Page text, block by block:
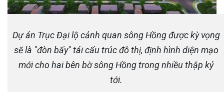
Dự án Trục Đại lộ cảnh quan sông Hồng được kỳ vọng
sẽ là "đòn bẩy" tái cấu trúc đô thị, định hình diện mạo
mới cho hai bên bờ sông Hồng trong nhiều thập kỷ
tới.